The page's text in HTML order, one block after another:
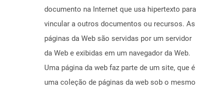
documento na Internet que usa hipertexto para
vincular a outros documentos ou recursos. As
páginas da Web são servidas por um servidor
da Web e exibidas em um navegador da Web.
Uma página da web faz parte de um site, que é
uma coleção de páginas da web sob o mesmo